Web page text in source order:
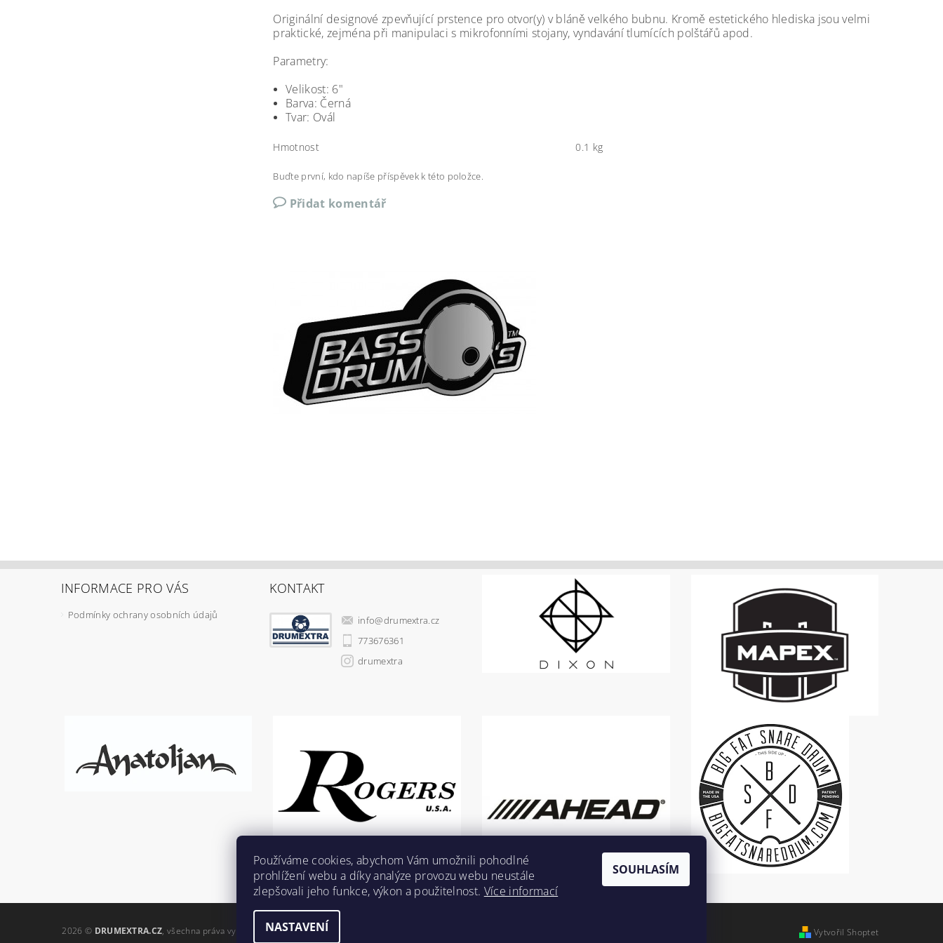
Originální designové zpevňující prstence pro otvor(y) v bláně velkého bubnu. Kromě estetického hlediska jsou velmi
praktické, zejména při manipulaci s mikrofonními stojany, vyndavání tlumících polštářů apod.
Parametry:
Velikost: 6"
Barva: Černá
Tvar: Ovál
Hmotnost 0.1 kg
Buďte první, kdo napíše příspěvek k této položce.
Přidat komentář
INFORMACE PRO VÁS
Podmínky ochrany osobních údajů
KONTAKT
info@drumextra.cz
773676361
drumextra
2026 © DRUMEXTRA.CZ, všechna práva vyhrazena Vytvořil Shoptet
Používáme cookies, abychom Vám umožnili pohodlné
prohlížení webu a díky analýze provozu webu neustále
zlepšovali jeho funkce, výkon a použitelnost. Více informací
NASTAVENÍ
SOUHLASÍM